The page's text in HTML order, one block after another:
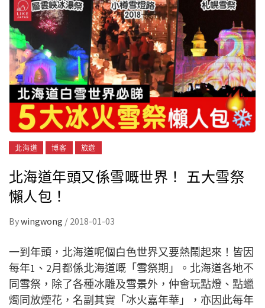
北海道 博客 旅遊
北海道年頭又係雪嘅世界！ 五大雪祭
懶人包！
Bywingwong / 2018-01-03
一到年頭，北海道呢個白色世界又要熱鬧起來！皆因
每年1、2月都係北海道嘅「雪祭期」。北海道各地不
同雪祭，除了各種冰雕及雪景外，仲會玩點燈、點蠟
燭同放煙花，名副其實「冰火嘉年華」，亦因此每年